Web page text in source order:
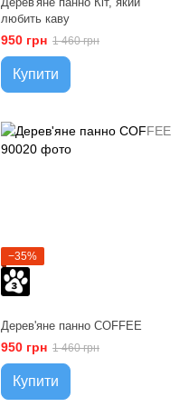
любить каву
950 грн 1 460 грн
Купити
−35%
Дерев'яне панно COFFEE
950 грн 1 460 грн
Купити